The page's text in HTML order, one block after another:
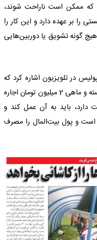
که ممکن است ناراحت شوند،
کودک در بهزیستی را بر عهده دارد و این کار را
گونه تشویق یا دوربین‌هایی
در تلویزیون اشاره کرد که
گفته بود او قرارداد 400 میلیون تومانی بسته و ماهی 2 میلیون تومان اجاره
دارد، باید به آن عمل کند و
است و پول بیت‌المال را مصرف